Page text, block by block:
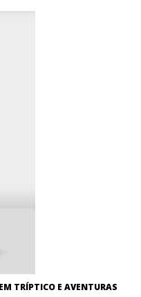
TRÍPTICO E AVENTURAS